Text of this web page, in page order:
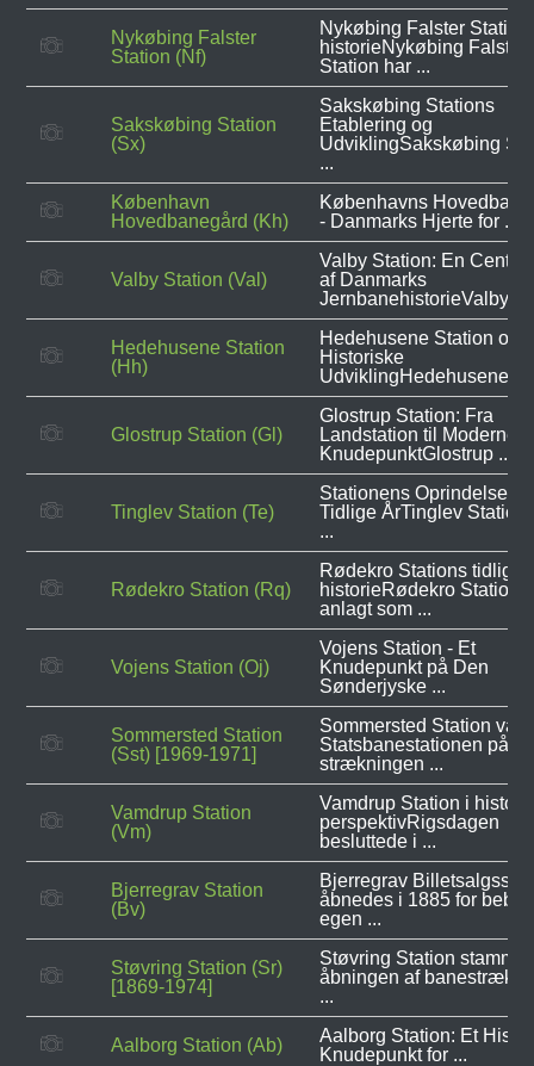
Nykøbing Falster
Station (Nf)
Nykøbing Falster
historieNykøbing Falster
Station har ...
Sakskøbing Station
(Sx)
Sakskøbing Stations
Etablering og
UdviklingSakskøbing
...
København
Hovedbanegård (Kh)
Københavns
- Danmarks Hjerte for ...
Valby Station (Val)
Valby Station: En
af Danmarks
JernbanehistorieValby ...
Hedehusene Station
(Hh)
Hedehusene Station og
Historiske
UdviklingHedehusene ...
Glostrup Station (Gl)
Glostrup Station: Fra
Landstation til Moderne
KnudepunktGlostrup ...
Tinglev Station (Te)
Stationens Oprindelse og
Tidlige ÅrTinglev Station
...
Rødekro Station (Rq)
Rødekro Stations tidlige
historieRødekro Station
anlagt som ...
Vojens Station (Oj)
Vojens Station - Et
Knudepunkt på Den
Sønderjyske ...
Sommersted Station
(Sst) [1969-1971]
Sommersted Station var
Statsbanestationen på
strækningen ...
Vamdrup Station
(Vm)
Vamdrup Station i
perspektivRigsdagen
besluttede i ...
Bjerregrav Station
(Bv)
Bjerregrav
åbnedes i 1885 for
egen ...
Støvring Station (Sr)
[1869-1974]
Støvring Station
åbningen af
...
Aalborg Station (Ab)
Aalborg Station: Et
Knudepunkt for ...